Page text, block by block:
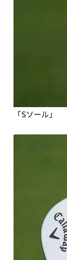
「Sソール」